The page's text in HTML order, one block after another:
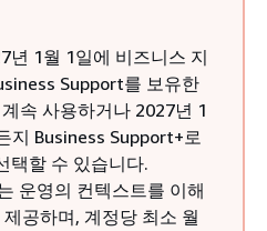
년 1월 1일에 비즈니스 지
Support를 보유한
속 사용하거나 2027년 1
지 Business Support+로
택할 수 있습니다.
운영의 컨텍스트를 이해
공하며, 계정당 최소 월